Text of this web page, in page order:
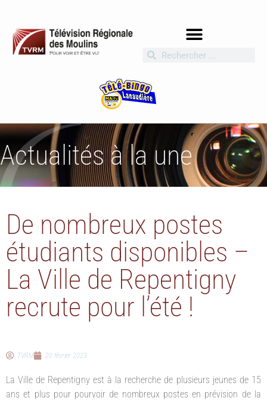
Actualités à la une
De nombreux postes
étudiants disponibles –
La Ville de Repentigny
recrute pour l’été !
TVRM 20 février 2023
La Ville de Repentigny est à la recherche de plusieurs jeunes de 15
ans et plus pour pourvoir de nombreux postes en prévision de la